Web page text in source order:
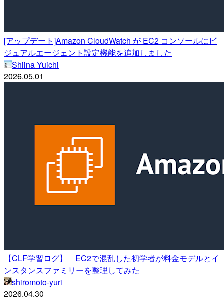
[アップデート]Amazon CloudWatch が EC2 コンソールにビ
ジュアルエージェント設定機能を追加しました
Shiina Yuichi
2026.05.01
【CLF学習ログ】 EC2で混乱した初学者が料金モデルとイ
ンスタンスファミリーを整理してみた
shiromoto-yuri
2026.04.30